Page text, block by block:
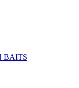
BAITS